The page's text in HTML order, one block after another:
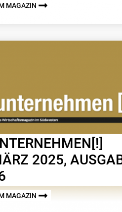
MAGAZIN
2025,
MAGAZIN